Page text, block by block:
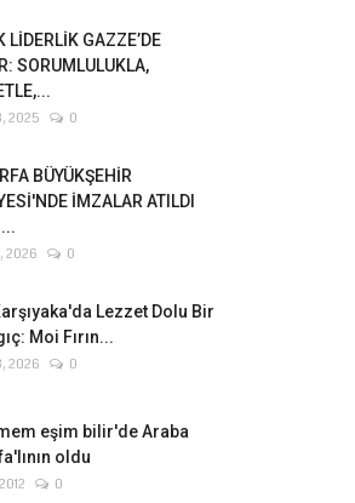
LİDERLİK GAZZE’DE
SORUMLULUKLA,
2025 0
BÜYÜKŞEHİR
İMZALAR ATILDI
2026 0
Lezzet Dolu Bir
Moi Fırın...
2026 0
eşim bilir'de Araba
oldu
0